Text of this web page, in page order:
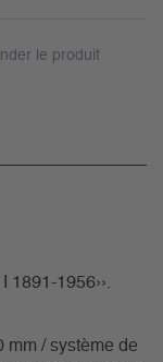
le produit
1956››.
mm / système de